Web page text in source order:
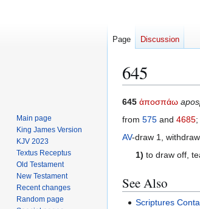
645
Jump
to
Jump
to
645 ἀποσπάω
from 575 and 4685;
AV-draw 1,
1) to draw off,
See Also
Scriptures
Page Discussion
Main page
King James Version
KJV 2023
Textus Receptus
Old Testament
New Testament
Recent changes
Random page